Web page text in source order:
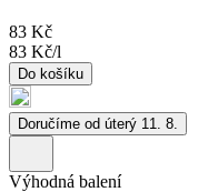
83 Kč
83 Kč/l
Do košíku
Doručíme od úterý 11. 8.
Výhodná balení